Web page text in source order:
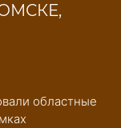
областные